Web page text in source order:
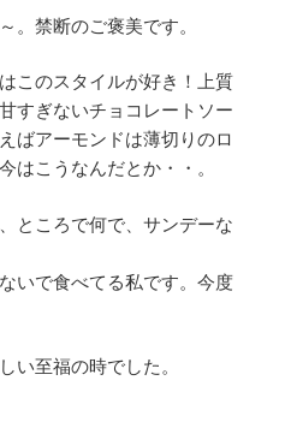
。禁断のご褒美です。
このスタイルが好き！上質
すぎないチョコレートソー
ばアーモンドは薄切りのロ
はこうなんだとか・・。
ところで何で、サンデーな
いで食べてる私です。今度
い至福の時でした。